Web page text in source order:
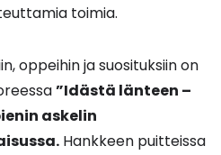
toimia.
oppeihin ja suosituksiin on
”Idästä länteen –
askelin
Hankkeen puitteissa